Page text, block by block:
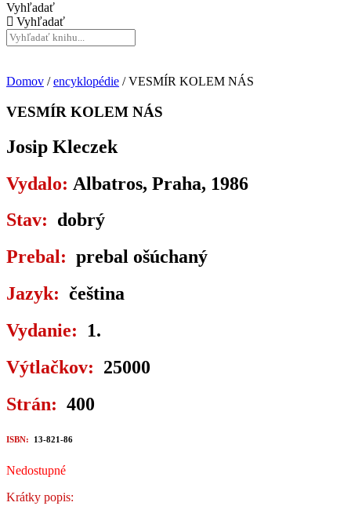
Vyhľadať
Vyhľadať
Domov /encyklopédie / VESMÍR KOLEM NÁS
VESMÍR KOLEM NÁS
Josip Kleczek
Vydalo: Albatros, Praha, 1986
Stav: dobrý
Prebal: prebal ošúchaný
Jazyk: čeština
Vydanie: 1.
Výtlačkov: 25000
Strán: 400
ISBN: 13-821-86
Nedostupné
Krátky popis: